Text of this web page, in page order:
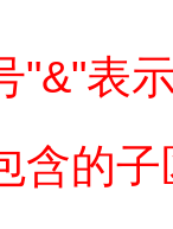
"&"表
含的